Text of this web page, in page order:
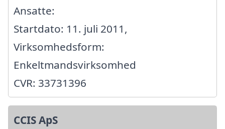
Ansatte:
Startdato: 11. juli 2011,
Virksomhedsform:
Enkeltmandsvirksomhed
CVR: 33731396
CCIS ApS